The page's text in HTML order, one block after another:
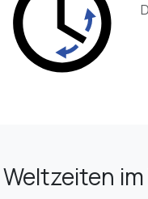
Weltzeiten